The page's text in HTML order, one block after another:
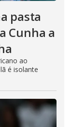
pasta
Cunha a
ao
é isolante